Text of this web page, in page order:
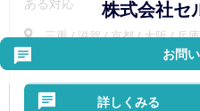
三重 / 滋賀 / 京都 / 大阪 / 兵
詳しくみる
株式会社セ
お問